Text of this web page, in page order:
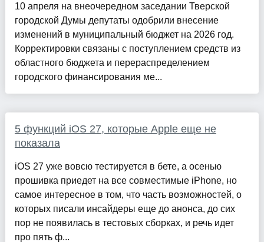
10 апреля на внеочередном заседании Тверской
городской Думы депутаты одобрили внесение
изменений в муниципальный бюджет на 2026 год.
Корректировки связаны с поступлением средств из
областного бюджета и перераспределением
городского финансирования ме...
5 функций iOS 27, которые Apple еще не
показала
iOS 27 уже вовсю тестируется в бете, а осенью
прошивка приедет на все совместимые iPhone, но
самое интересное в том, что часть возможностей, о
которых писали инсайдеры еще до анонса, до сих
пор не появилась в тестовых сборках, и речь идет
про пять ф...